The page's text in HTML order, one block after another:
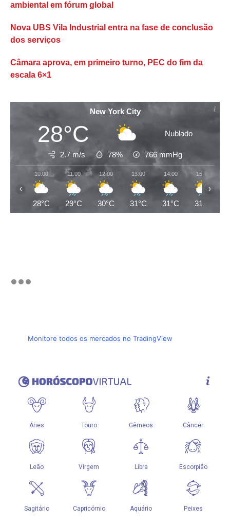
ambiental em fórum global
Nova UBS Vila Industrial entra na fase de conclusão
dos serviços
Câmara aprova, em primeiro turno, PEC do fim da
escala 6×1
New York City
28°C Nublado
2.7 m/s 78% 766 mmHg
10:00
28°C
11:00
29°C
12:00
30°C
13:00
31°C
14:00
31°C
15:00
31°C
‹ ›
Monitore todos os mercados no TradingView